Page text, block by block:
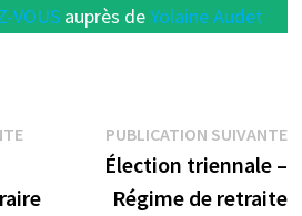
VOUSauprès deYolaine Audet
Publication
précédente :
PUBLICATION SUIVANTE
Élection triennale –
Régime de retraite